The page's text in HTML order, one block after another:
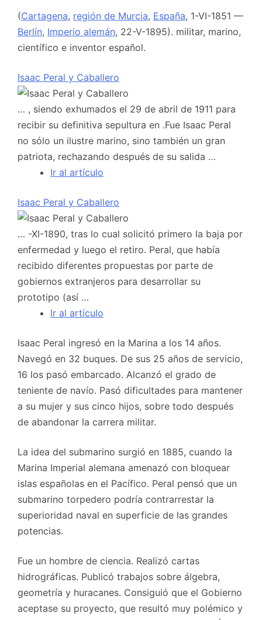
(Cartagena, región de Murcia, España, 1-VI-1851 —
Berlín, Imperio alemán, 22-V-1895). militar, marino,
científico e inventor español.
Isaac Peral y Caballero
… , siendo exhumados el 29 de abril de 1911 para
recibir su definitiva sepultura en .Fue Isaac Peral
no sólo un ilustre marino, sino también un gran
patriota, rechazando después de su salida …
Ir al artículo
Isaac Peral y Caballero
… -XI-1890, tras lo cual solicitó primero la baja por
enfermedad y luego el retiro. Peral, que había
recibido diferentes propuestas por parte de
gobiernos extranjeros para desarrollar su
prototipo (así …
Ir al artículo
Isaac Peral ingresó en la Marina a los 14 años.
Navegó en 32 buques. De sus 25 años de servicio,
16 los pasó embarcado. Alcanzó el grado de
teniente de navío. Pasó dificultades para mantener
a su mujer y sus cinco hijos, sobre todo después
de abandonar la carrera militar.
La idea del submarino surgió en 1885, cuando la
Marina Imperial alemana amenazó con bloquear
islas españolas en el Pacífico. Peral pensó que un
submarino torpedero podría contrarrestar la
superioridad naval en superficie de las grandes
potencias.
Fue un hombre de ciencia. Realizó cartas
hidrográficas. Publicó trabajos sobre álgebra,
geometría y huracanes. Consiguió que el Gobierno
aceptase su proyecto, que resultó muy polémico y